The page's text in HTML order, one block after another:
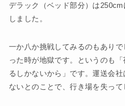
デラック（ベッド部分）は
しました。
一か八か挑戦してみるのもあり
った時が地獄です。というのも
るしかないから」です。運送会
ないとのことで、行き場を失って